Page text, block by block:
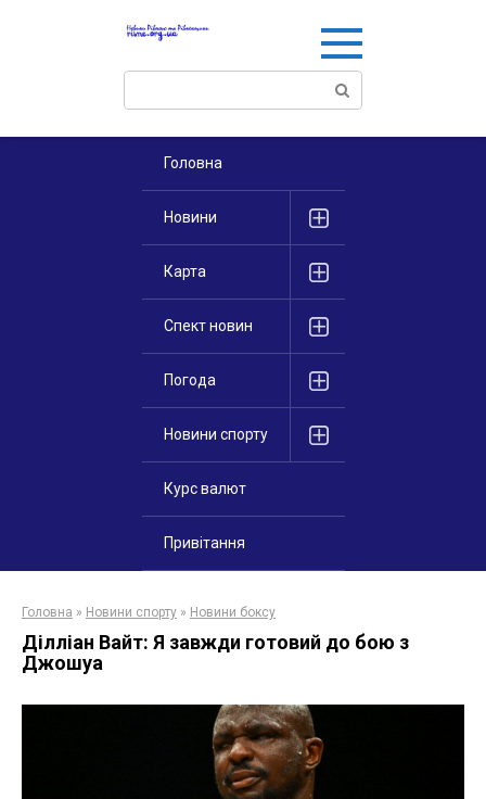
Поиск:
Головна
Новини
Карта
Спект новин
Погода
Новини спорту
Курс валют
Привітання
Головна » Новини спорту » Новини боксу
Ділліан Вайт: Я завжди готовий до бою з
Джошуа